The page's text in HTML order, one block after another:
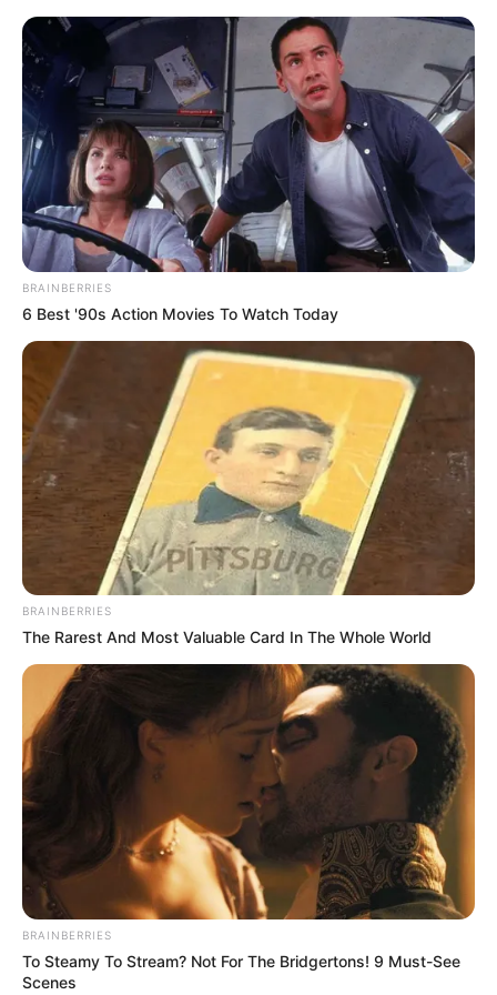
HOME
Home Conasems Ministério da Saúde > Notícia
Principais informações sobre a Primeira Reunião da CIT em 2025.
Principais informações sobre a
Primeira Reunião da CIT em 2025.
20:43 Brasil
Primeira Reunião da CIT Define Estratégias Contra o
Câncer.
BRAINBERRIES
6 Best '90s Action Movies To Watch Today
BRAINBERRIES
The Rarest And Most Valuable Card In The Whole World
BRAINBERRIES
To Steamy To Stream? Not For The Bridgertons! 9 Must-See
Scenes